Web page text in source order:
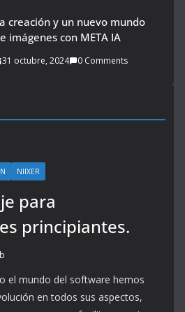
creación y un nuevo mundo
imágenes con META IA
31 octubre, 2024 0 Comments
NIIXER
para
principiantes.
el mundo del software hemos
en todos sus aspectos,